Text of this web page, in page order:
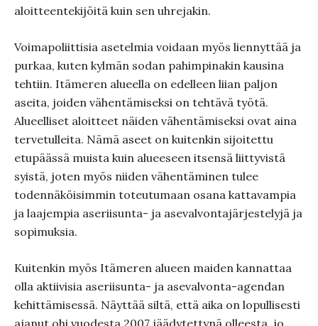
aloitteentekijöitä kuin sen uhrejakin.
Voimapoliittisia asetelmia voidaan myös liennyttää ja
purkaa, kuten kylmän sodan pahimpinakin kausina
tehtiin. Itämeren alueella on edelleen liian paljon
aseita, joiden vähentämiseksi on tehtävä työtä.
Alueelliset aloitteet näiden vähentämiseksi ovat aina
tervetulleita. Nämä aseet on kuitenkin sijoitettu
etupäässä muista kuin alueeseen itsensä liittyvistä
syistä, joten myös niiden vähentäminen tulee
todennäköisimmin toteutumaan osana kattavampia
ja laajempia aseriisunta- ja asevalvontajärjestelyjä ja
sopimuksia.
Kuitenkin myös Itämeren alueen maiden kannattaa
olla aktiivisia aseriisunta- ja asevalvonta-agendan
kehittämisessä. Näyttää siltä, että aika on lopullisesti
ajanut ohi vuodesta 2007 jäädytettynä olleesta, jo